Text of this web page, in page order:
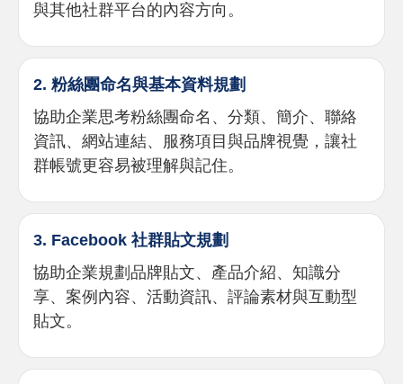
與其他社群平台的內容方向。
2. 粉絲團命名與基本資料規劃
協助企業思考粉絲團命名、分類、簡介、聯絡
資訊、網站連結、服務項目與品牌視覺，讓社
群帳號更容易被理解與記住。
3. Facebook 社群貼文規劃
協助企業規劃品牌貼文、產品介紹、知識分
享、案例內容、活動資訊、評論素材與互動型
貼文。